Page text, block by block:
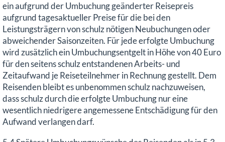
ein aufgrund der Umbuchung geänderter Reisepreis
aufgrund tagesaktueller Preise für die bei den
Leistungsträgern von schulz nötigen Neubuchungen oder
abweichender Saisonzeiten. Für jede erfolgte Umbuchung
wird zusätzlich ein Umbuchungsentgelt in Höhe von 40 Euro
für den seitens schulz entstandenen Arbeits- und
Zeitaufwand je Reiseteilnehmer in Rechnung gestellt. Dem
Reisenden bleibt es unbenommen schulz nachzuweisen,
dass schulz durch die erfolgte Umbuchung nur eine
wesentlich niedrigere angemessene Entschädigung für den
Aufwand verlangen darf.